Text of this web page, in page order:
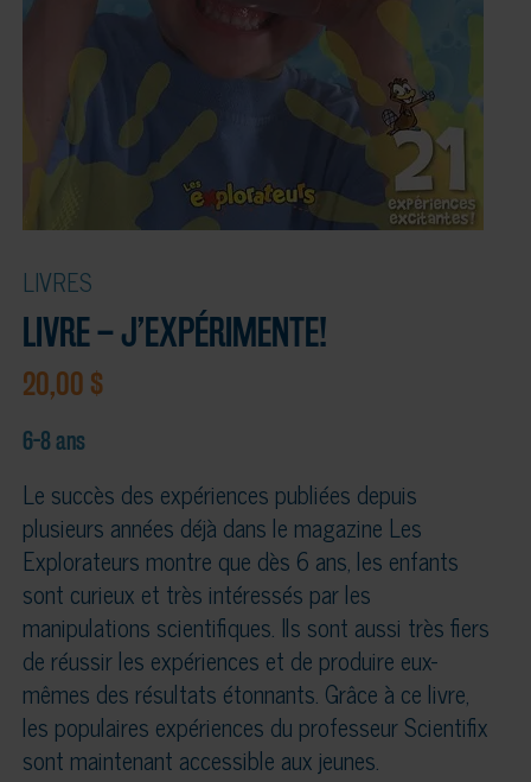
LIVRES
LIVRE – J’EXPÉRIMENTE!
20,00 $
6-8 ans
Le succès des expériences publiées depuis
plusieurs années déjà dans le magazine Les
Explorateurs montre que dès 6 ans, les enfants
sont curieux et très intéressés par les
manipulations scientifiques. Ils sont aussi très fiers
de réussir les expériences et de produire eux-
mêmes des résultats étonnants. Grâce à ce livre,
les populaires expériences du professeur Scientifix
sont maintenant accessible aux jeunes.